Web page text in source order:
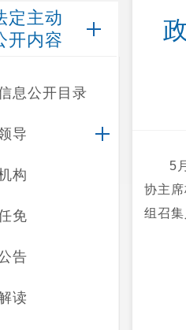
定主动
开内容
息公开目录
导
构
免
告
读
5
协主
组召